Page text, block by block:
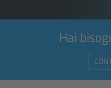
Hai